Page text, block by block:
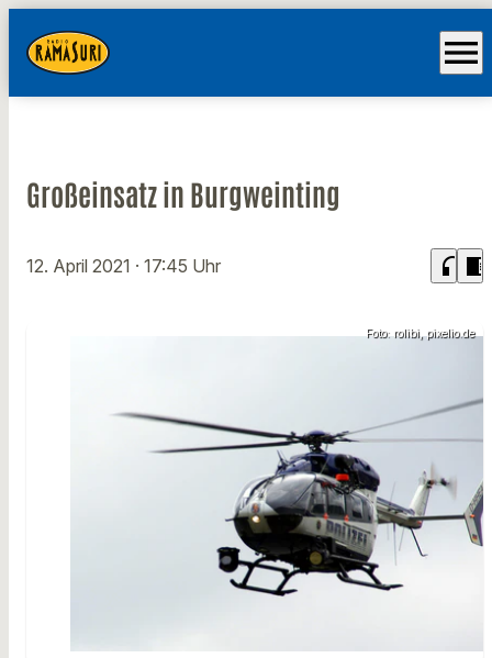
menu
Großeinsatz in Burgweinting
12. April 2021 · 17:45 Uhr headphones chrome_reader_mode
Foto: rolibi, pixelio.de